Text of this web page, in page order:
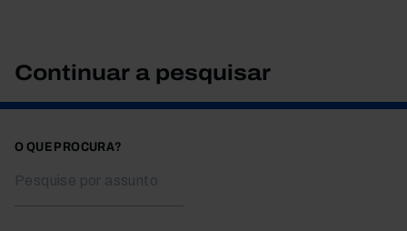
Continuar a pesquisar
O QUE PROCURA?